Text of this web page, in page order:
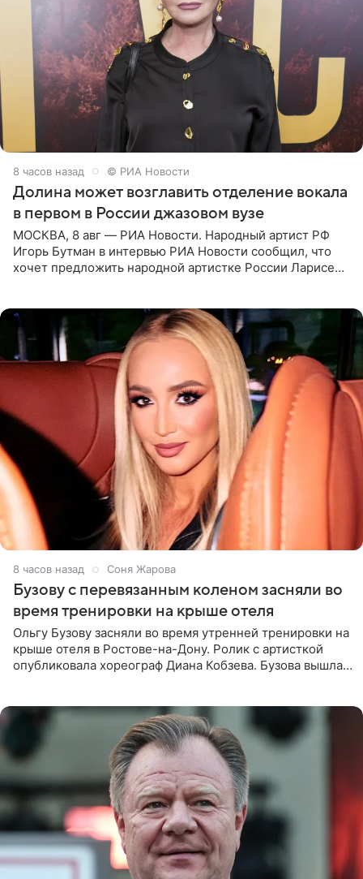
8 часов назад © РИА Новости
Долина может возглавить отделение вокала
в первом в России джазовом вузе
МОСКВА, 8 авг — РИА Новости. Народный артист РФ
Игорь Бутман в интервью РИА Новости сообщил, что
хочет предложить народной артистке России Ларисе
8 часов назад Соня Жарова
Бузову с перевязанным коленом засняли во
время тренировки на крыше отеля
Ольгу Бузову засняли во время утренней тренировки на
крыше отеля в Ростове-на-Дону. Ролик с артисткой
опубликовала хореограф Диана Кобзева. Бузова вышла